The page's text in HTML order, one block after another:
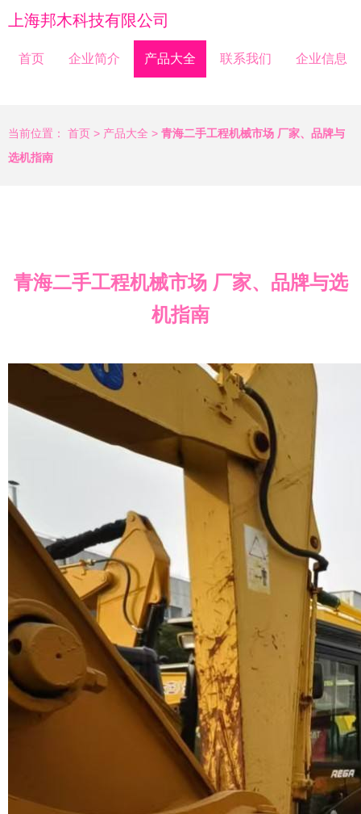
上海邦木科技有限公司
首页 企业简介 产品大全 联系我们 企业信息
当前位置： 首页 > 产品大全 > 青海二手工程机械市场 厂家、品牌与
选机指南
青海二手工程机械市场 厂家、品牌与选
机指南